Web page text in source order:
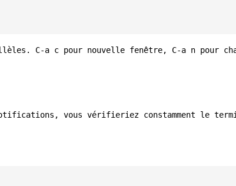
C-a c pour nouvelle fenêtre, C-a n pour
vous vérifieriez constamment le